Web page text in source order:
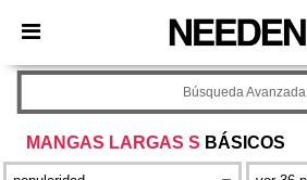
× App de Needen
¡Mejores precios en app!
MANGAS LARGAS S BÁSICOS
Búsqueda Avanzada